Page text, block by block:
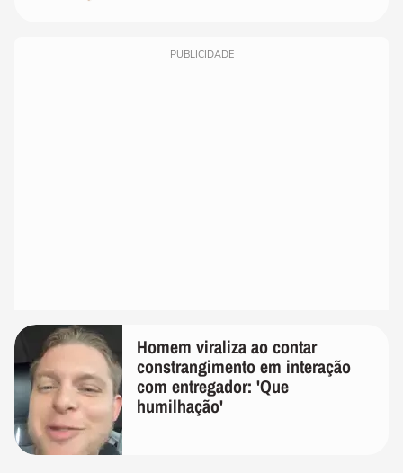
PUBLICIDADE
Homem viraliza ao contar
constrangimento em interação
com entregador: 'Que
humilhação'